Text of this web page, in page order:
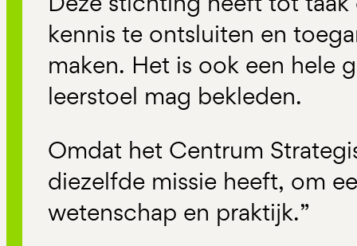
kennis te ontsluiten en
maken. Het is ook een hele
leerstoel mag bekleden.
Omdat het Centrum
diezelfde missie heeft, om
wetenschap en praktijk.”